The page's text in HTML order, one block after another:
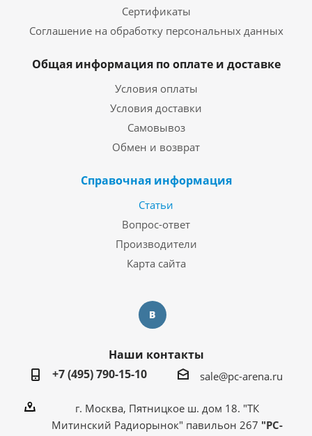
Сертификаты
Соглашение на обработку персональных данных
Общая информация по оплате и доставке
Условия оплаты
Условия доставки
Самовывоз
Обмен и возврат
Справочная информация
Статьи
Вопрос-ответ
Производители
Карта сайта
Наши контакты
+7 (495) 790-15-10
sale@pc-arena.ru
г. Москва, Пятницкое ш. дом 18. "ТК
Митинский Радиорынок" павильон 267 "PC-